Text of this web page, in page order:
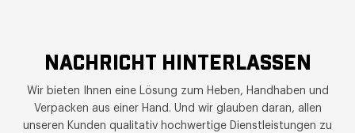
NACHRICHT HINTERLASSEN
Wir bieten Ihnen eine Lösung zum Heben, Handhaben und
Verpacken aus einer Hand. Und wir glauben daran, allen
unseren Kunden qualitativ hochwertige Dienstleistungen zu